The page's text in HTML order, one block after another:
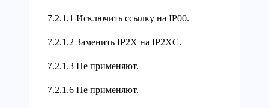
7.2.1.1 Исключить ссылку на IP00.
7.2.1.2 Заменить IP2X на IP2XC.
7.2.1.3 Не применяют.
7.2.1.6 Не применяют.